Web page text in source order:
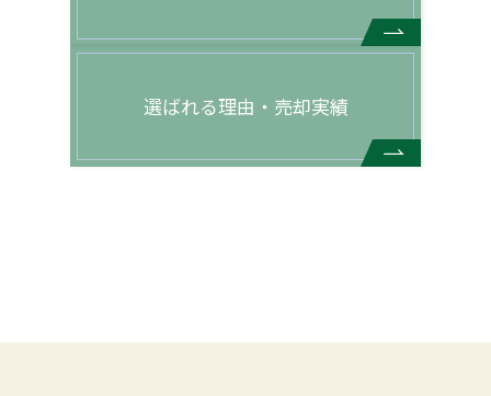
選ばれる理由・売却実績